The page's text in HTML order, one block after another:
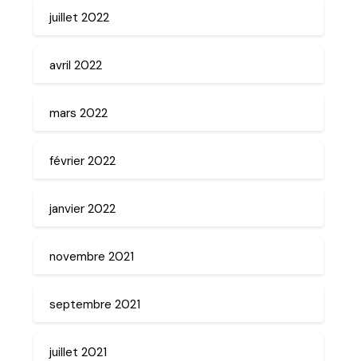
juillet 2022
avril 2022
mars 2022
février 2022
janvier 2022
novembre 2021
septembre 2021
juillet 2021